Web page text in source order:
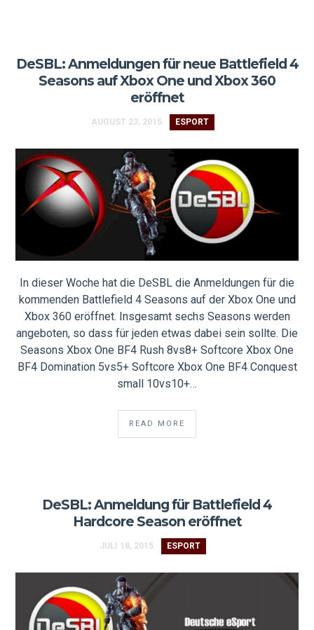
DeSBL: Anmeldungen für neue Battlefield 4
Seasons auf Xbox One und Xbox 360
eröffnet
AUGUST 23, 2015 ESPORT
In dieser Woche hat die DeSBL die Anmeldungen für die
kommenden Battlefield 4 Seasons auf der Xbox One und
Xbox 360 eröffnet. Insgesamt sechs Seasons werden
angeboten, so dass für jeden etwas dabei sein sollte. Die
Seasons Xbox One BF4 Rush 8vs8+ Softcore Xbox One
BF4 Domination 5vs5+ Softcore Xbox One BF4 Conquest
small 10vs10+…
READ MORE
DeSBL: Anmeldung für Battlefield 4
Hardcore Season eröffnet
JULI 18, 2015 ESPORT